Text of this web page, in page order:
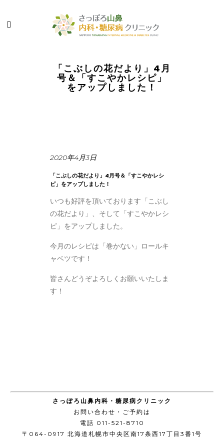
「こぶしの花だより」4月
号＆「すこやかレシピ」
をアップしました！
2020年4月3日
「こぶしの花だより」4月号＆「すこやかレシ
ピ」をアップしました！
いつも好評を頂いております「こぶし
の花だより」、そして「すこやかレシ
ピ」をアップしました。
今月のレシピは「巻かない」ロールキ
ャベツです！
皆さんどうぞよろしくお願いいたしま
す！
さっぽろ山鼻内科・糖尿病クリニック
お問い合わせ・ご予約は
電話 011-521-8710
〒064-0917 北海道札幌市中央区南17条西17丁目3番1号